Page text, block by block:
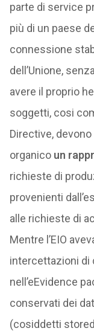
parte di service
più di un paese
connessione
dell’Unione,
avere il proprio
soggetti, cosi
Directive,
organico un
richieste di
provenienti
alle richieste di
Mentre l’EIO
intercettazioni di
nell’eEvidence
conservati dei
(cosiddetti